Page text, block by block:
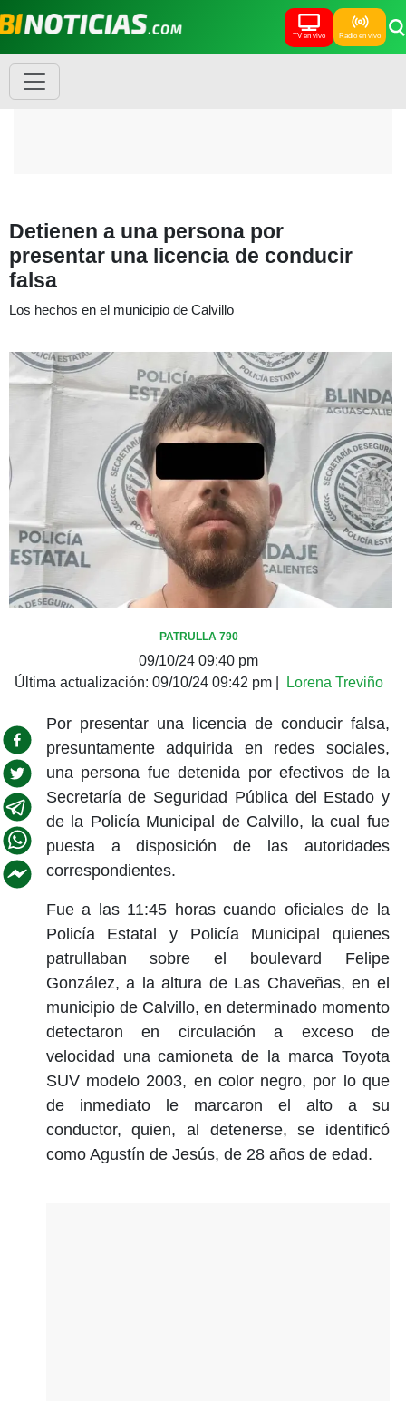
TV en vivo Radio en vivo
Detienen a una persona por
presentar una licencia de conducir
falsa
Los hechos en el municipio de Calvillo
PATRULLA 790
09/10/24 09:40 pm
Última actualización: 09/10/24 09:42 pm| Lorena Treviño
Por presentar una licencia de conducir falsa,
presuntamente adquirida en redes sociales,
una persona fue detenida por efectivos de la
Secretaría de Seguridad Pública del Estado y
de la Policía Municipal de Calvillo, la cual fue
puesta a disposición de las autoridades
correspondientes.
Fue a las 11:45 horas cuando oficiales de la
Policía Estatal y Policía Municipal quienes
patrullaban sobre el boulevard Felipe
González, a la altura de Las Chaveñas, en el
municipio de Calvillo, en determinado momento
detectaron en circulación a exceso de
velocidad una camioneta de la marca Toyota
SUV modelo 2003, en color negro, por lo que
de inmediato le marcaron el alto a su
conductor, quien, al detenerse, se identificó
como Agustín de Jesús, de 28 años de edad.